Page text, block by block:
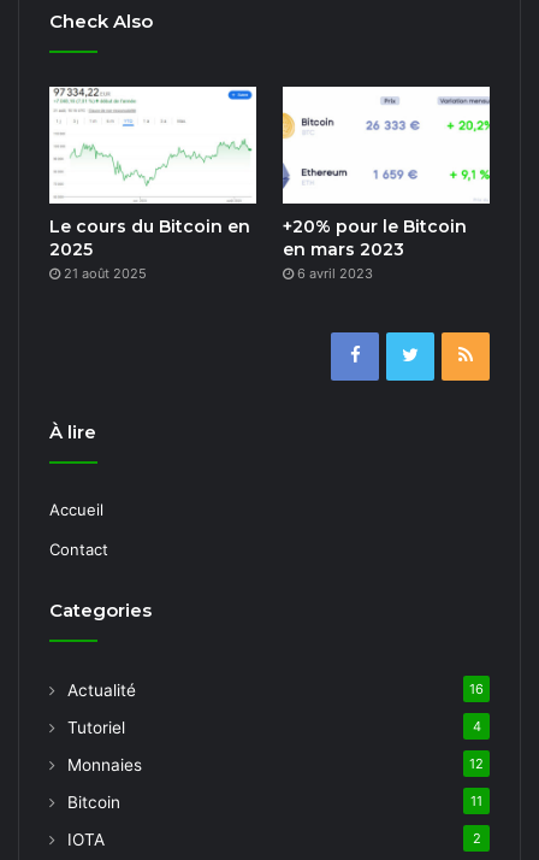
Check Also
Le cours du Bitcoin en
2025
21 août 2025
+20% pour le Bitcoin
en mars 2023
6 avril 2023
À lire
Accueil
Contact
Categories
Actualité 16
Tutoriel 4
Monnaies 12
Bitcoin 11
IOTA 2